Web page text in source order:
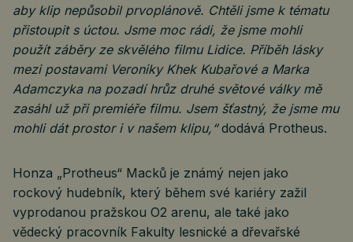
aby klip nepůsobil prvoplánově. Chtěli jsme k tématu
přistoupit s úctou. Jsme moc rádi, že jsme mohli
použít záběry ze skvělého filmu Lidice. Příběh lásky
mezi postavami Veroniky Khek Kubařové a Marka
Adamczyka na pozadí hrůz druhé světové války mě
zasáhl už při premiéře filmu. Jsem šťastný, že jsme mu
mohli dát prostor i v našem klipu,“dodává Protheus.
Honza „Protheus“ Macků je známý nejen jako
rockový hudebník, který během své kariéry zažil
vyprodanou pražskou O2 arenu, ale také jako
vědecký pracovník Fakulty lesnické a dřevařské